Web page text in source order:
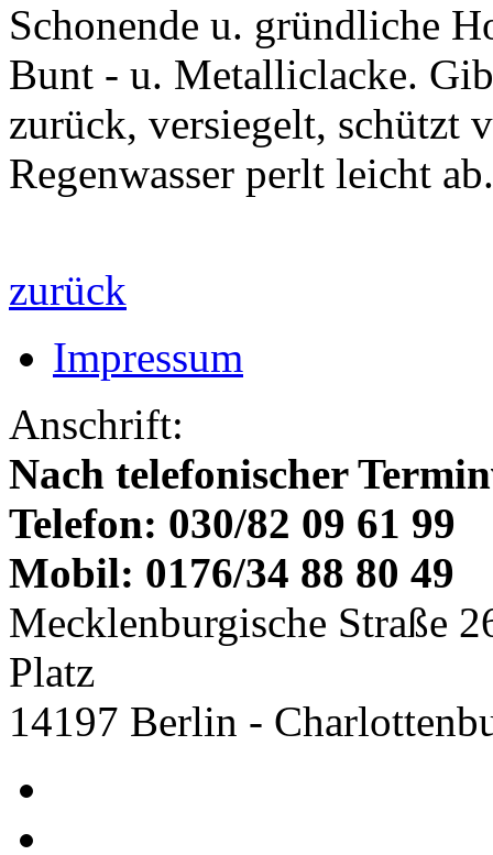
Schonende u. gründliche
Bunt - u. Metalliclacke.
zurück, versiegelt, schützt
Regenwasser perlt leicht ab.
zurück
Impressum
Anschrift:
Nach telefonischer
Telefon: 030/82 09 61 99
Mobil: 0176/34 88 80 49
Mecklenburgische Straße
Platz
14197 Berlin -